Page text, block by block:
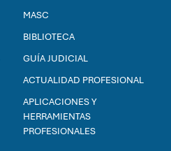
MASC
BIBLIOTECA
GUÍA JUDICIAL
ACTUALIDAD PROFESIONAL
APLICACIONES Y
HERRAMIENTAS
PROFESIONALES